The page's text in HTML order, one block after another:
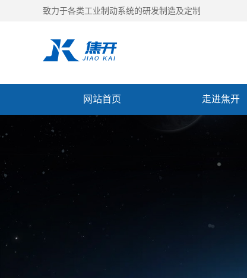
致力于各类工业制动系统的研发制造及定制
网站首页 走进焦开